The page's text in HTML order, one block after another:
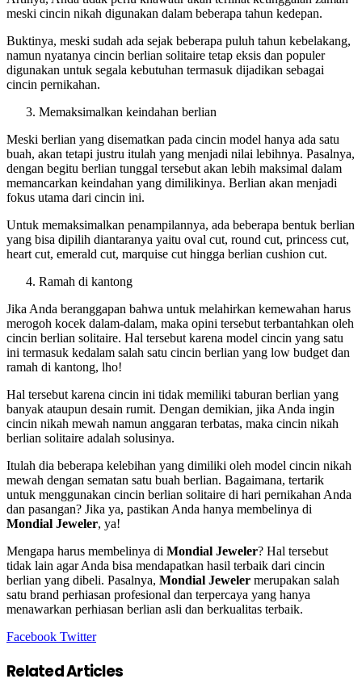
meski cincin nikah digunakan dalam beberapa tahun kedepan.
Buktinya, meski sudah ada sejak beberapa puluh tahun kebelakang,
namun nyatanya cincin berlian solitaire tetap eksis dan populer
digunakan untuk segala kebutuhan termasuk dijadikan sebagai
cincin pernikahan.
Memaksimalkan keindahan berlian
Meski berlian yang disematkan pada cincin model hanya ada satu
buah, akan tetapi justru itulah yang menjadi nilai lebihnya. Pasalnya,
dengan begitu berlian tunggal tersebut akan lebih maksimal dalam
memancarkan keindahan yang dimilikinya. Berlian akan menjadi
fokus utama dari cincin ini.
Untuk memaksimalkan penampilannya, ada beberapa bentuk berlian
yang bisa dipilih diantaranya yaitu oval cut, round cut, princess cut,
heart cut, emerald cut, marquise cut hingga berlian cushion cut.
Ramah di kantong
Jika Anda beranggapan bahwa untuk melahirkan kemewahan harus
merogoh kocek dalam-dalam, maka opini tersebut terbantahkan oleh
cincin berlian solitaire. Hal tersebut karena model cincin yang satu
ini termasuk kedalam salah satu cincin berlian yang low budget dan
ramah di kantong, lho!
Hal tersebut karena cincin ini tidak memiliki taburan berlian yang
banyak ataupun desain rumit. Dengan demikian, jika Anda ingin
cincin nikah mewah namun anggaran terbatas, maka cincin nikah
berlian solitaire adalah solusinya.
Itulah dia beberapa kelebihan yang dimiliki oleh model cincin nikah
mewah dengan sematan satu buah berlian. Bagaimana, tertarik
untuk menggunakan cincin berlian solitaire di hari pernikahan Anda
dan pasangan? Jika ya, pastikan Anda hanya membelinya di
Mondial Jeweler, ya!
Mengapa harus membelinya di Mondial Jeweler? Hal tersebut
tidak lain agar Anda bisa mendapatkan hasil terbaik dari cincin
berlian yang dibeli. Pasalnya, Mondial Jeweler merupakan salah
satu brand perhiasan profesional dan terpercaya yang hanya
menawarkan perhiasan berlian asli dan berkualitas terbaik.
Facebook TwitterGoogle+
LinkedIn
StumbleUpon
Tumblr
Pinterest
Reddit
VKontakte
Share
Email
Print
Related Articles